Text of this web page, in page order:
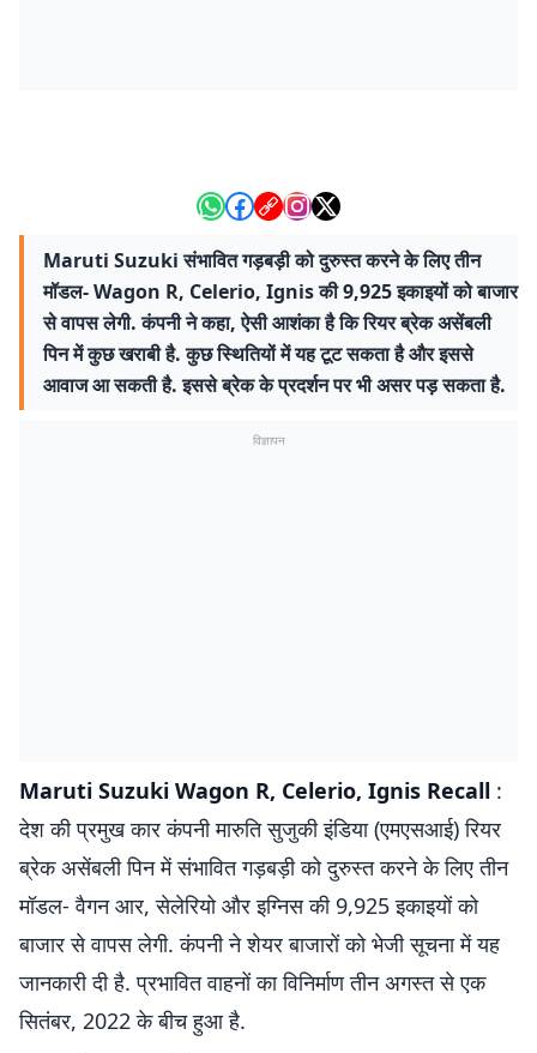
Maruti Suzuki संभावित गड़बड़ी को दुरुस्त करने के लिए तीन
मॉडल- Wagon R, Celerio, Ignis की 9,925 इकाइयों को बाजार
से वापस लेगी. कंपनी ने कहा, ऐसी आशंका है कि रियर ब्रेक असेंबली
पिन में कुछ खराबी है. कुछ स्थितियों में यह टूट सकता है और इससे
आवाज आ सकती है. इससे ब्रेक के प्रदर्शन पर भी असर पड़ सकता है.
विज्ञापन
Maruti Suzuki Wagon R, Celerio, Ignis Recall :
देश की प्रमुख कार कंपनी मारुति सुजुकी इंडिया (एमएसआई) रियर
ब्रेक असेंबली पिन में संभावित गड़बड़ी को दुरुस्त करने के लिए तीन
मॉडल- वैगन आर, सेलेरियो और इग्निस की 9,925 इकाइयों को
बाजार से वापस लेगी. कंपनी ने शेयर बाजारों को भेजी सूचना में यह
जानकारी दी है. प्रभावित वाहनों का विनिर्माण तीन अगस्त से एक
सितंबर, 2022 के बीच हुआ है.